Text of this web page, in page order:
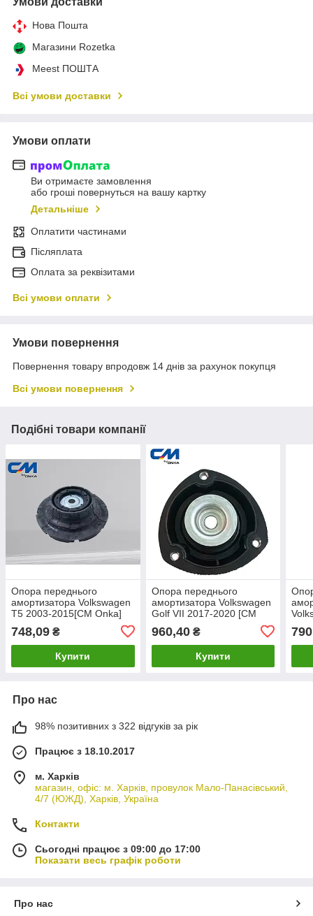
Нова Пошта
Магазини Rozetka
Meest ПОШТА
Всі умови доставки
Умови оплати
Ви отримаєте замовлення
або гроші повернуться на вашу картку
Детальніше
Оплатити частинами
Післяплата
Оплата за реквізитами
Всі умови оплати
Умови повернення
Повернення товару впродовж 14 днів за рахунок покупця
Всі умови повернення
Подібні товари компанії
Опора переднього
амортизатора Volkswagen
T5 2003-2015[СМ Onka]
748,09 ₴
Купити
Опора переднього
амортизатора Volkswagen
Golf VII 2017-2020 [СМ
960,40₴
Купити
Про нас
98% позитивних з 322 відгуків за рік
Працює з 18.10.2017
м. Харків
магазин, офіс: м. Харків, провулок Мало-Панасівський,
4/7 (ЮЖД), Харків, Україна
Контакти
Сьогодні працює з 09:00 до 17:00
Показати весь графік роботи
Про нас